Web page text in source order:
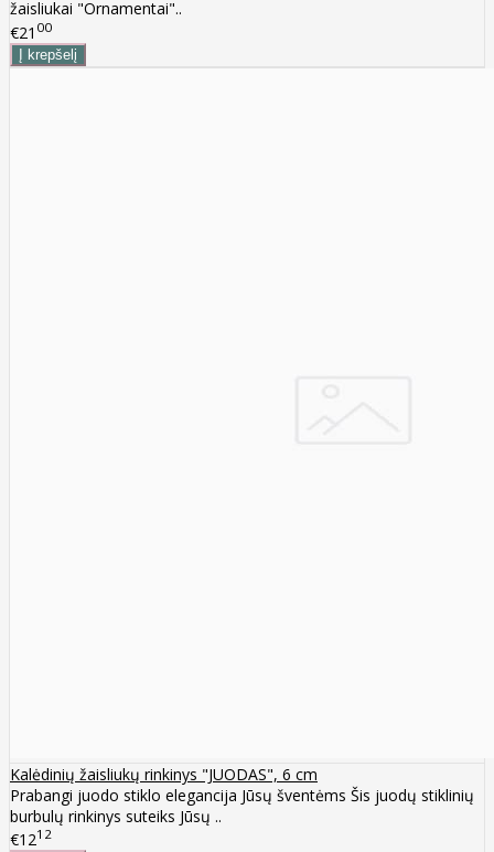
žaisliukai "Ornamentai"..
€21 00
Kalėdinių žaisliukų rinkinys "JUODAS", 6 cm
Prabangi juodo stiklo elegancija Jūsų šventėms Šis juodų stiklinių
burbulų rinkinys suteiks Jūsų ..
€1212